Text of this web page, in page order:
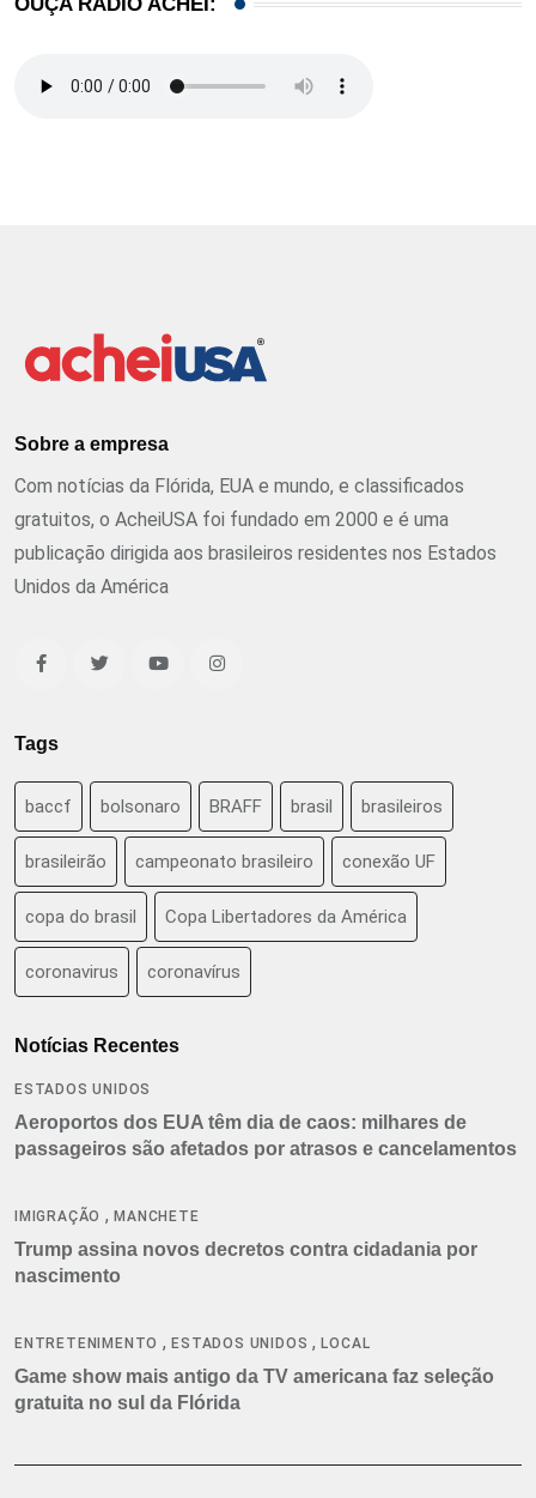
OUÇA RÁDIO ACHEI:
Sobre a empresa
Com notícias da Flórida, EUA e mundo, e classificados
gratuitos, o AcheiUSA foi fundado em 2000 e é uma
publicação dirigida aos brasileiros residentes nos Estados
Unidos da América
Tags
baccf bolsonaro BRAFF brasil brasileiros
brasileirão campeonato brasileiro conexão UF
copa do brasil Copa Libertadores da América
coronavirus coronavírus
Notícias Recentes
ESTADOS UNIDOS
Aeroportos dos EUA têm dia de caos: milhares de
passageiros são afetados por atrasos e cancelamentos
IMIGRAÇÃO ,MANCHETE
Trump assina novos decretos contra cidadania por
nascimento
ENTRETENIMENTO ,ESTADOS UNIDOS ,LOCAL
Game show mais antigo da TV americana faz seleção
gratuita no sul da Flórida